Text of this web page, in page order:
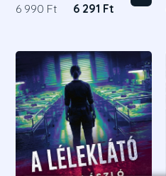
6 990 Ft 6 291 Ft